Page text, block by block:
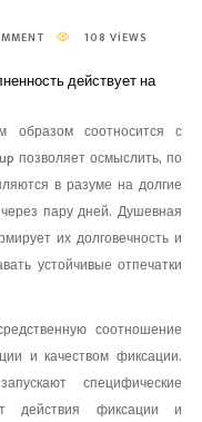
108 VIEWS
действует на
образом соотносится с
позволяет осмыслить, по
в разуме на долгие
пару дней. Душевная
их долговечность и
устойчивые отпечатки
соотношение
и качеством фиксации.
специфические
действия фиксации и